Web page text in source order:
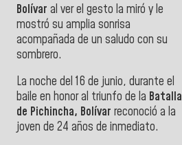
Bolívar al ver el gesto la miró y le
mostró su amplia sonrisa
acompañada de un saludo con su
sombrero.
La noche del 16 de junio, durante el
baile en honor al triunfo de la Batalla
de Pichincha, Bolívar reconoció a la
joven de 24 años de inmediato.